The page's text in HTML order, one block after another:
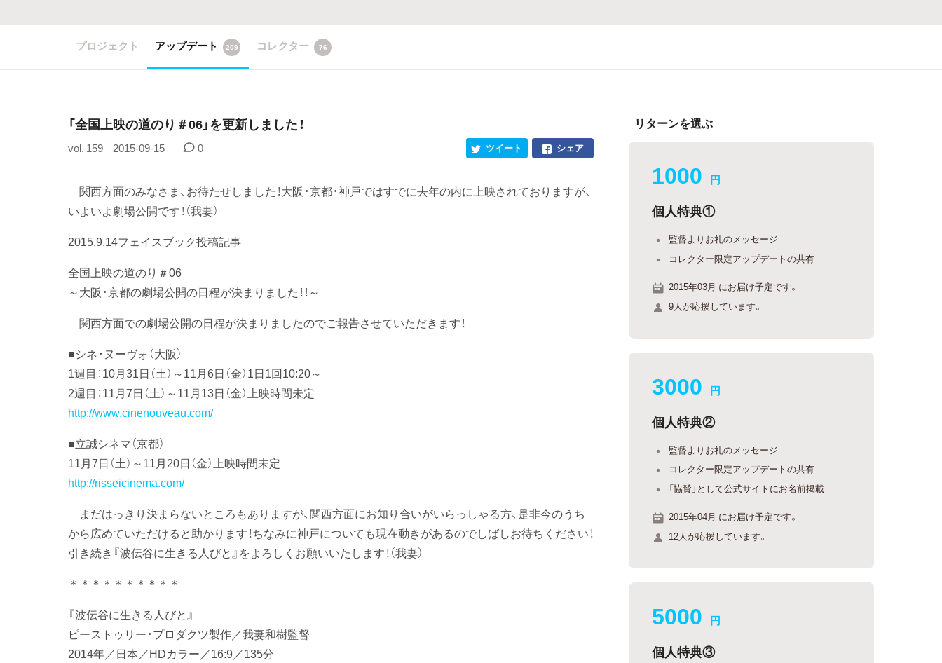
プロジェクト アップデート 209 コレクター 76
「全国上映の道のり＃06」を更新しました！
vol. 159 2015-09-15 0 シェア
ツイート
関西方面のみなさま、お待たせしました！大阪・京都・神戸ではすでに去年の内に上映されておりますが、
いよいよ劇場公開です！（我妻）
2015.9.14フェイスブック投稿記事
全国上映の道のり＃06
～大阪・京都の劇場公開の日程が決まりました！！～
関西方面での劇場公開の日程が決まりましたのでご報告させていただきます！
■シネ・ヌーヴォ（大阪）
1週目：10月31日（土）～11月6日（金）1日1回10:20～
2週目：11月7日（土）～11月13日（金）上映時間未定
http://www.cinenouveau.com/
■立誠シネマ（京都）
11月7日（土）～11月20日（金）上映時間未定
http://risseicinema.com/
まだはっきり決まらないところもありますが、関西方面にお知り合いがいらっしゃる方、是非今のうち
から広めていただけると助かります！ちなみに神戸についても現在動きがあるのでしばしお待ちください！
引き続き『波伝谷に生きる人びと』をよろしくお願いいたします！（我妻）
＊＊＊＊＊＊＊＊＊＊
『波伝谷に生きる人びと』
ピーストゥリー・プロダクツ製作／我妻和樹監督
2014年／日本／HDカラー／16:9／135分
リターンを選ぶ
1000 円
個人特典①
監督よりお礼のメッセージ
コレクター限定アップデートの共有
2015年03月 にお届け予定です。
9人が応援しています。
3000 円
個人特典②
監督よりお礼のメッセージ
コレクター限定アップデートの共有
「協賛」として公式サイトにお名前掲載
2015年04月 にお届け予定です。
12人が応援しています。
5000 円
個人特典③